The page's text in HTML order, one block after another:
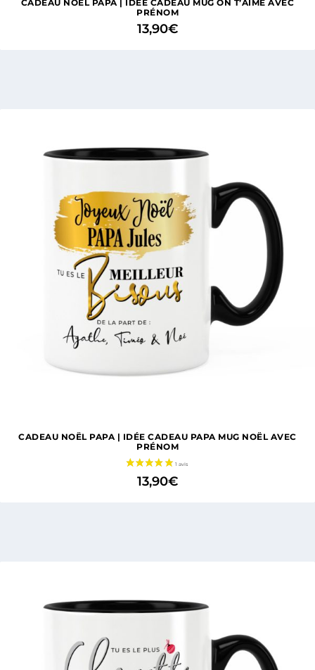
CADEAU NOËL PAPA | IDÉE CADEAU MUG ON T’AIME AVEC
PRÉNOM
13,90€
CADEAU NOËL PAPA | IDÉE CADEAU PAPA MUG NOËL AVEC
PRÉNOM
13,90€